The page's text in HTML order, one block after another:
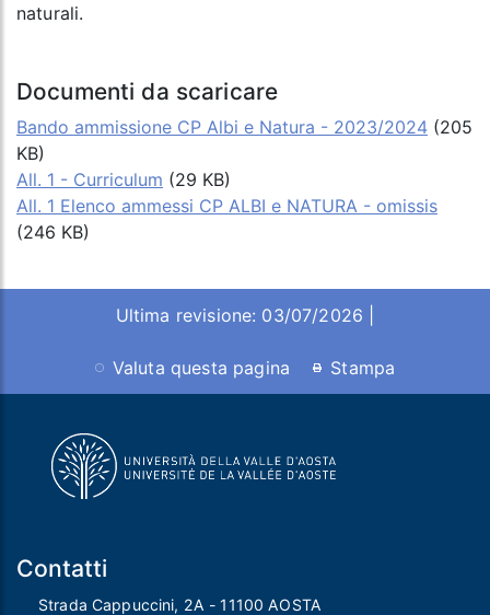
naturali.
Documenti da scaricare
Bando ammissione CP Albi e Natura - 2023/2024 (205
KB)
All. 1 - Curriculum (29 KB)
All. 1 Elenco ammessi CP ALBI e NATURA - omissis
(246 KB)
Ultima revisione: 03/07/2026 |
Valuta questa pagina Stampa
Contatti
Strada Cappuccini, 2A - 11100 AOSTA